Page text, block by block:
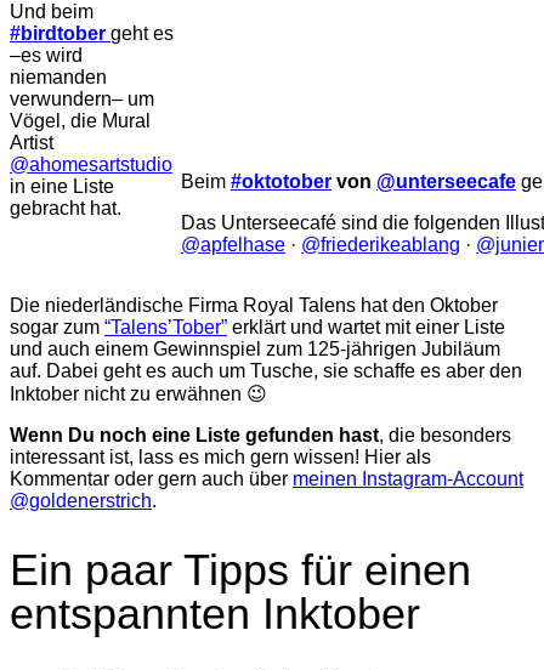
Und beim
#birdtober geht es
–es wird
niemanden
verwundern– um
Vögel, die Mural
Artist
@ahomesartstudio
in eine Liste
gebracht hat.
Beim #oktotober von @unterseecafe
Das Unterseecafé sind die folgenden
@apfelhase · @friederikeablang ·
Die niederländische Firma Royal Talens hat den Oktober
sogar zum “Talens’Tober” erklärt und wartet mit einer Liste
und auch einem Gewinnspiel zum 125-jährigen Jubiläum
auf. Dabei geht es auch um Tusche, sie schaffe es aber den
Inktober nicht zu erwähnen 😉
Wenn Du noch eine Liste gefunden hast, die besonders
interessant ist, lass es mich gern wissen! Hier als
Kommentar oder gern auch über meinen Instagram-Account
@goldenerstrich.
Ein paar Tipps für einen
entspannten Inktober